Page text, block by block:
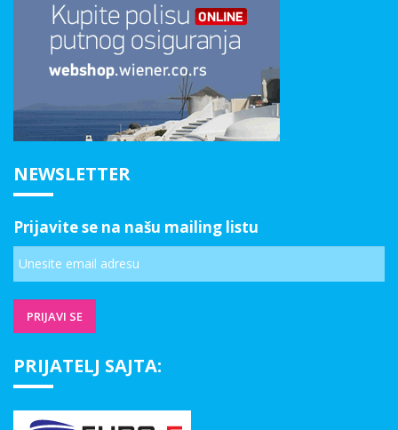
NEWSLETTER
Prijavite se na našu mailing listu
PRIJATELJ SAJTA: